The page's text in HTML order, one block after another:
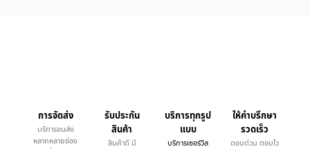
การจัดส่ง
บริการขนส่ง
หลากหลายช่อง
รับประกัน
สินค้า
สินค้าดี มี
บริการทุกรูป
แบบ
บริการเซอร์วิส
ให้คำบรึกษา
รวดเร็ว
ตอบด่วน ตอบไว